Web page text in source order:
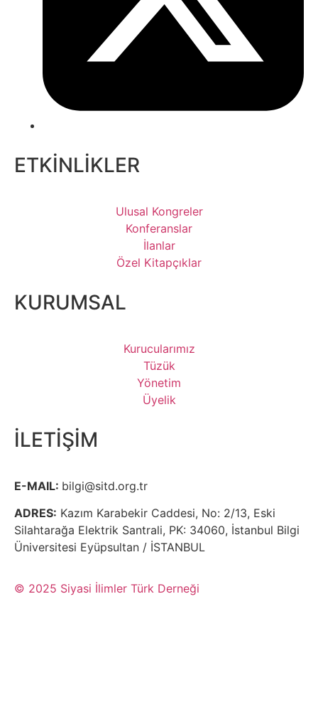
ETKİNLİKLER
Ulusal Kongreler
Konferanslar
İlanlar
Özel Kitapçıklar
KURUMSAL
Kurucularımız
Tüzük
Yönetim
Üyelik
İLETİŞİM
E-MAIL: bilgi@sitd.org.tr
ADRES: Kazım Karabekir Caddesi, No: 2/13, Eski
Silahtarağa Elektrik Santrali, PK: 34060, İstanbul Bilgi
Üniversitesi Eyüpsultan / İSTANBUL
© 2025 Siyasi İlimler Türk Derneği